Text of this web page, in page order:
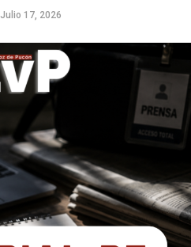
Julio 17, 2026